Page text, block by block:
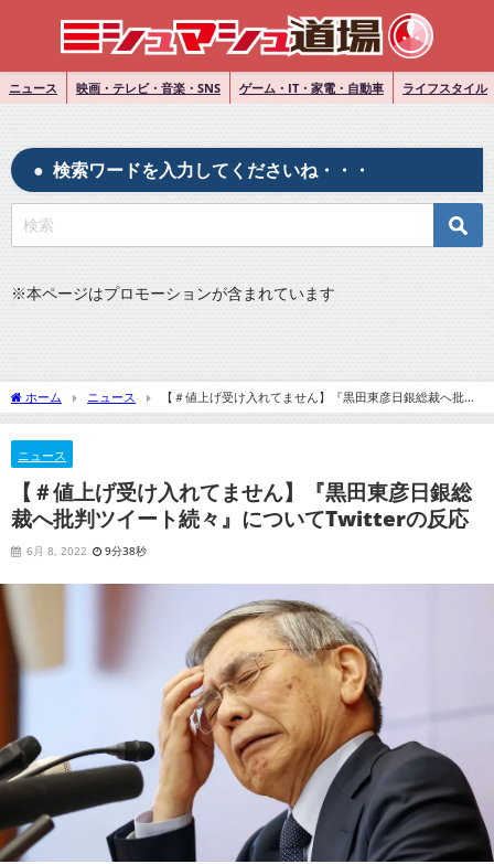
ニュース 映画・テレビ・音楽・SNS ゲーム・IT・家電・自動車 ライフスタイル
検索ワードを入力してくださいね・・・
※本ページはプロモーションが含まれています
ホーム ニュース
【＃値上げ受け入れてません】『黒田東彦日銀総裁へ批判
ツイート続々』についてTwitterの反応
ニュース
【＃値上げ受け入れてません】『黒田東彦日銀総
裁へ批判ツイート続々』についてTwitterの反応
6月 8, 2022 9分38秒